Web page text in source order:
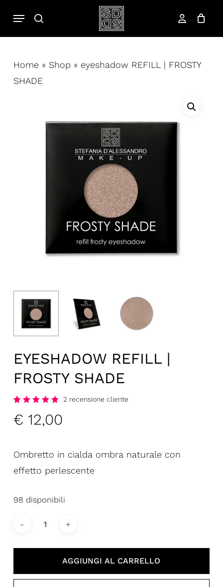
contenuto
cerca account
Menu
Home » Shop » eyeshadow REFILL | FROSTY
SHADE
EYESHADOW REFILL |
FROSTY SHADE
5.00su
5
utente
2 recensione cliente
€ 12,00
Ombretto in cialda ombra naturale con
effetto perlescente
98 disponibili
AGGIUNGI AL CARRELLO